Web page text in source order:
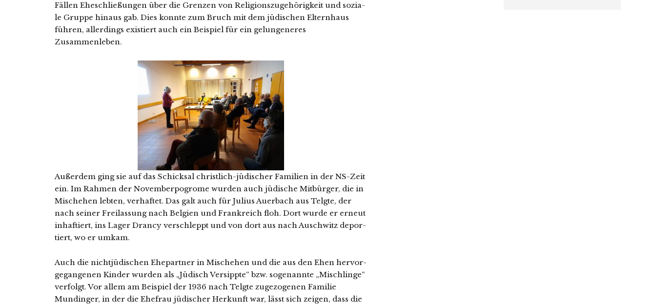
Fällen Eheschließungen über die Grenzen von Religionszugehörigkeit und sozia­
le Gruppe hin­aus gab. Dies konn­te zum Bruch mit dem jüdi­schen Elternhaus
füh­ren, aller­dings exis­tiert auch ein Beispiel für ein gelun­ge­ne­res
Zusammenleben.
Außerdem ging sie auf das Schicksal christ­lich-jüdi­scher Familien in der NS-Zeit
ein. Im Rahmen der Novemberpogrome wur­den auch jüdi­sche Mitbürger, die in
Mischehen leb­ten, ver­haf­tet. Das galt auch für Julius Auerbach aus Telgte, der
nach sei­ner Freilassung nach Belgien und Frankreich floh. Dort wur­de er erneut
inhaf­tiert, ins Lager Drancy ver­schleppt und von dort aus nach Auschwitz depor­
tiert, wo er umkam.
Auch die nicht­jü­di­schen Ehepartner in Mischehen und die aus den Ehen her­vor­
ge­gan­ge­nen Kinder wur­den als „Jüdisch Versippte“ bzw. soge­nann­te „Mischlinge“
ver­folgt. Vor allem am Beispiel der 1936 nach Telgte zuge­zo­ge­nen Familie
Mundinger, in der die Ehefrau jüdi­scher Herkunft war, lässt sich zei­gen, dass die